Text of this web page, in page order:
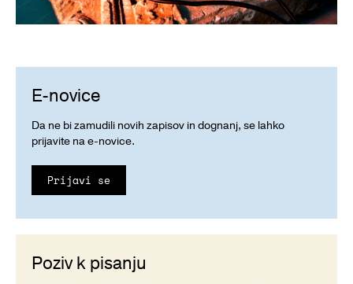
E-novice
Da ne bi zamudili novih zapisov in dognanj, se lahko
prijavite na e-novice.
Prijavi se
Poziv k pisanju